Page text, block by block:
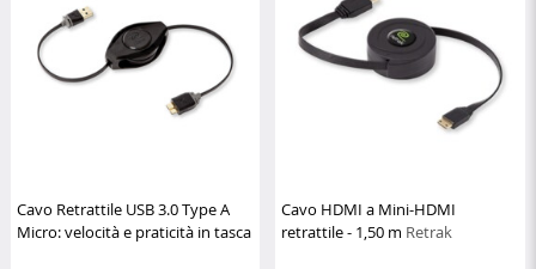
Cavo Retrattile USB 3.0 Type A
Micro: velocità e praticità in tasca
Cavo HDMI a Mini-HDMI
retrattile - 1,50 m Retrak